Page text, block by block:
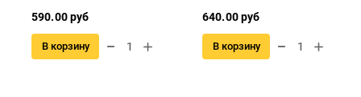
590.00 руб
В корзину
640.00 руб
В корзину